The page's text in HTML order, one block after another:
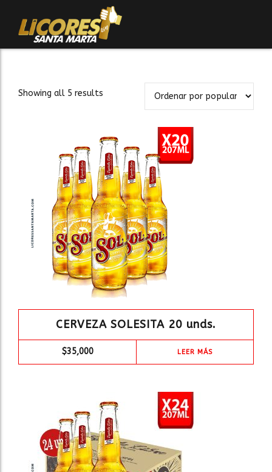
Showing all 5 results
CERVEZA SOLESITA 20 unds.
$35,000 LEER MÁS